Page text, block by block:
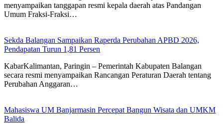
menyampaikan tanggapan resmi kepala daerah atas Pandangan
Umum Fraksi-Fraksi…
Sekda Balangan Sampaikan Raperda Perubahan APBD 2026,
Pendapatan Turun 1,81 Persen
KabarKalimantan, Paringin – Pemerintah Kabupaten Balangan
secara resmi menyampaikan Rancangan Peraturan Daerah tentang
Perubahan Anggaran…
Mahasiswa UM Banjarmasin Percepat Bangun Wisata dan UMKM
Balida